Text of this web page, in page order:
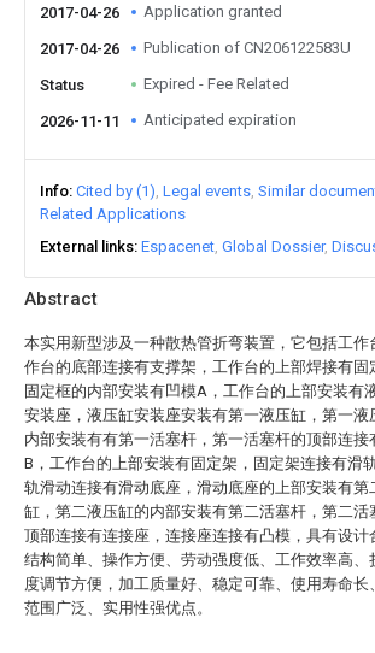
Abstract
本实用新型涉及一种散热管折弯装置，它包括工作
作台的底部连接有支撑架，工作台的上部焊接有固
固定框的内部安装有凹模A，工作台的上部安装有
安装座，液压缸安装座安装有第一液压缸，第一液
内部安装有有第一活塞杆，第一活塞杆的顶部连接
B，工作台的上部安装有固定架，固定架连接有滑
轨滑动连接有滑动底座，滑动底座的上部安装有第
缸，第二液压缸的内部安装有第二活塞杆，第二活
顶部连接有连接座，连接座连接有凸模，具有设计
结构简单、操作方便、劳动强度低、工作效率高、
度调节方便，加工质量好、稳定可靠、使用寿命长
范围广泛、实用性强优点。
2017-04-26 Application granted
2017-04-26 Publication of CN206122583U
Status Expired - Fee Related
2026-11-11 Anticipated expiration
Info Cited by (1) Legal events Similar
Related Applications
External links Espacenet Global Dossier